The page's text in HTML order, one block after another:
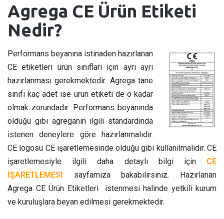
Agrega CE Ürün Etiketi
Nedir?
Performans beyanına istinaden hazırlanan
CE etiketleri ürün sınıfları için ayrı ayrı
hazırlanması gerekmektedir. Agrega tane
sınıfı kaç adet ise ürün etiketi de o kadar
olmak zorundadır. Performans beyanında
olduğu gibi agreganın ilgili standardında
istenen deneylere göre hazırlanmalıdır.
CE logosu CE işaretlemesinde olduğu gibi kullanılmalıdır. CE
işaretlemesiyle ilgili daha detaylı bilgi için CE
İŞARETLEMESİ sayfamıza bakabilirsiniz. Hazırlanan
Agrega CE Ürün Etiketleri istenmesi halinde yetkili kurum
ve kuruluşlara beyan edilmesi gerekmektedir.